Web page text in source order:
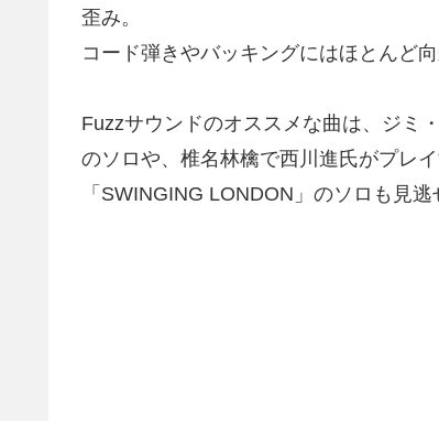
歪み。
コード弾きやバッキングにはほとんど向
Fuzzサウンドのオススメな曲は、ジミ
のソロや、椎名林檎で西川進氏がプレ
「SWINGING LONDON」のソロも見逃